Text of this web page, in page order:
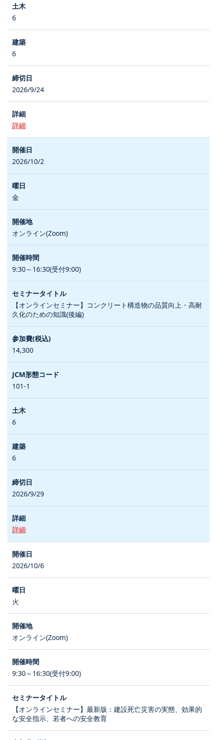
6
6
2026/9/24
詳細
2026/10/2
金
オンライン(Zoom)
9:30～16:30(受付9:00)
【オンラインセミナー】コンクリート構造物の品質向上・高耐
久化のための知識(後編)
14,300
101-1
6
6
2026/9/29
詳細
2026/10/6
火
オンライン(Zoom)
9:30～16:30(受付9:00)
【オンラインセミナー】最新版：建設死亡災害の実態、効果的
な安全指示、若者への安全教育